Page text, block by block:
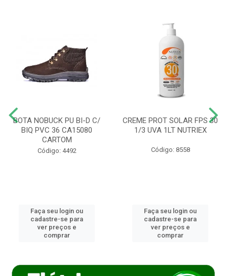
BOTA NOBUCK PU BI-D C/
BIQ PVC 36 CA15080
CARTOM
Código: 4492
Faça seu login ou
cadastre-se para
ver preços e
comprar
CREME PROT SOLAR FPS 30
1/3 UVA 1LT NUTRIEX
Código: 8558
Faça seu login ou
cadastre-se para
ver preços e
comprar